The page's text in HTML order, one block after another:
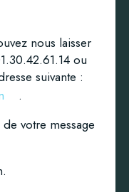
nous laisser
ou
suivante :
.
votre message